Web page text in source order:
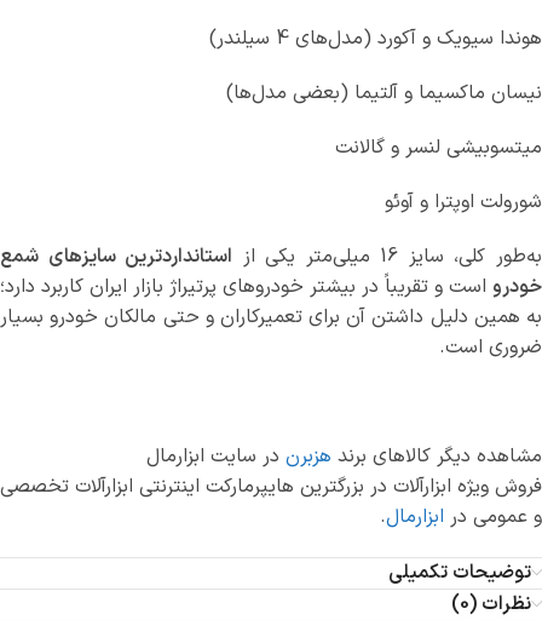
هوندا سیویک و آکورد (مدل‌های 4 سیلندر)
نیسان ماکسیما و آلتیما (بعضی مدل‌ها)
میتسوبیشی لنسر و گالانت
شورولت اوپترا و آوئو
به‌طور کلی، سایز 16 میلی‌متر یکی از
استانداردترین سایزهای شمع
خودرو است و تقریباً در بیشتر خودروهای پرتیراژ بازار ایران کاربرد دارد؛
به همین دلیل داشتن آن برای تعمیرکاران و حتی مالکان خودرو بسیار
ضروری است.
مشاهده دیگر کالاهای برند هزبرن در سایت ابزارمال
فروش ویژه ابزارآلات در بزرگترین هایپرمارکت اینترنتی ابزارآلات تخصصی
و عمومی در ابزارمال.
توضیحات تکمیلی
نظرات (0)